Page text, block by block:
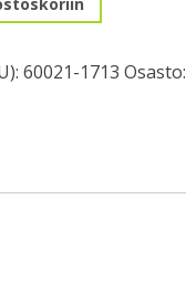
60021-1713 Osasto: